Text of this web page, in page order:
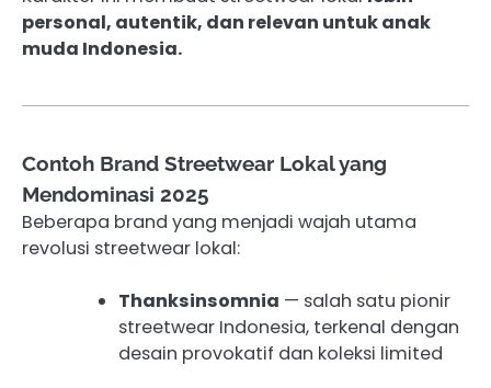
personal, autentik, dan relevan untuk anak
muda Indonesia.
Contoh Brand Streetwear Lokal yang
Mendominasi 2025
Beberapa brand yang menjadi wajah utama
revolusi streetwear lokal:
Thanksinsomnia — salah satu pionir
streetwear Indonesia, terkenal dengan
desain provokatif dan koleksi limited